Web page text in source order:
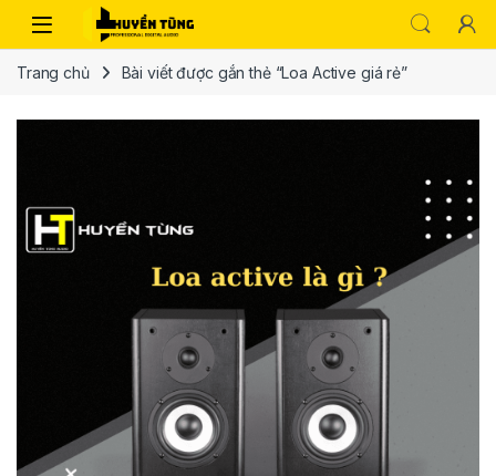
Trang chủ Bài viết được gắn thẻ “Loa Active giá rẻ”